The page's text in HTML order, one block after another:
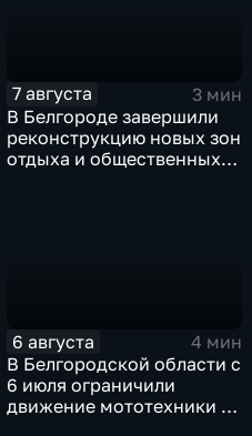
7 августа
3 мин
В Белгороде завершили
реконструкцию новых зон
отдыха и общественных
6 августа
4 мин
В Белгородской области с
6 июля ограничили
движение мототехники в